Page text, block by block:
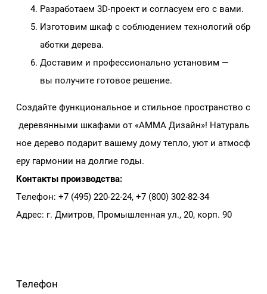
Разработаем 3D‑проект и согласуем его с вами.
Изготовим шкаф с соблюдением технологий обр
аботки дерева.
Доставим и профессионально установим —
вы получите готовое решение.
Создайте функциональное и стильное пространство с
деревянными шкафами от «АММА Дизайн»! Натураль
ное дерево подарит вашему дому тепло, уют и атмосф
еру гармонии на долгие годы.
Контакты производства:
Телефон: +7 (495) 220‑22‑24, +7 (800) 302‑82‑34
Адрес: г. Дмитров, Промышленная ул., 20, корп. 90
Телефон